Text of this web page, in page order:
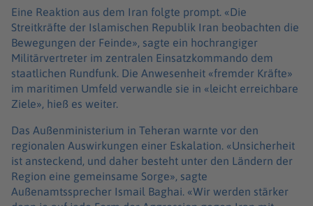
Eine Reaktion aus dem Iran folgte prompt. «Die
Streitkräfte der Islamischen Republik Iran beobachten die
Bewegungen der Feinde», sagte ein hochrangiger
Militärvertreter im zentralen Einsatzkommando dem
staatlichen Rundfunk. Die Anwesenheit «fremder Kräfte»
im maritimen Umfeld verwandle sie in «leicht erreichbare
Ziele», hieß es weiter.
Das Außenministerium in Teheran warnte vor den
regionalen Auswirkungen einer Eskalation. «Unsicherheit
ist ansteckend, und daher besteht unter den Ländern der
Region eine gemeinsame Sorge», sagte
Außenamtssprecher Ismail Baghai. «Wir werden stärker